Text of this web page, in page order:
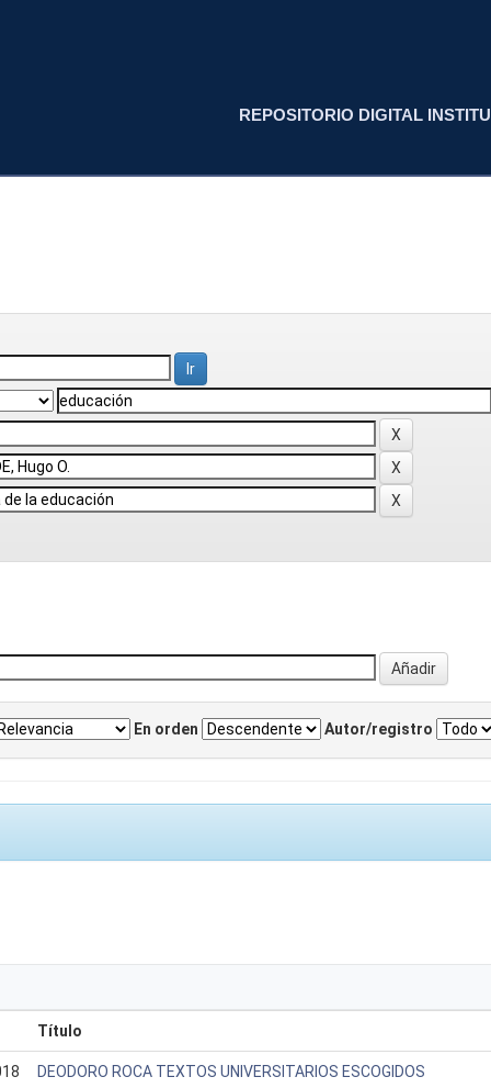
REPOSITORIO DIGITAL
En orden Autor/registro
Título
DEODORO ROCA TEXTOS UNIVERSITARIOS ESCOGIDOS